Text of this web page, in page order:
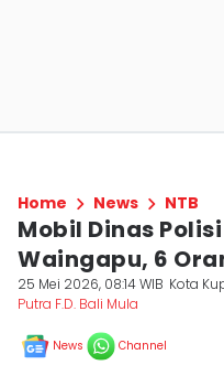
Home News NTB
Mobil Dinas
Waingapu, 6
25 Mei 2026, 08:14 WIB Kota
Putra F.D. Bali Mula
News Channel